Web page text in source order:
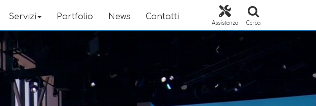
Servizi Portfolio News Contatti
Assistenza Cerca